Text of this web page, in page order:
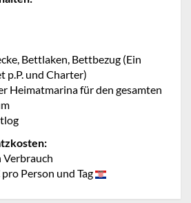
Bettlaken, Bettbezug (Ein
p.P. und Charter)
Heimatmarina für den gesamten
Verbrauch
Person und Tag